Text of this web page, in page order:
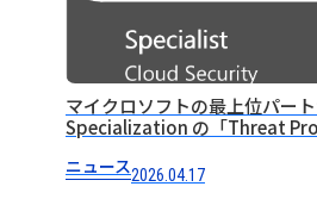
マイクロソフトの最上位パー
Specialization の「Threat
ニュース2026.04.17